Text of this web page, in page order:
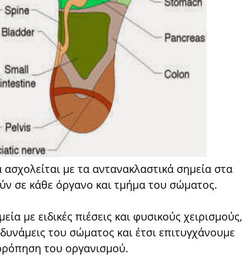
με τα αντανακλαστικά σημεία στα
σε κάθε όργανο και τμήμα του σώματος.
με ειδικές πιέσεις και φυσικούς χειρισμούς,
του σώματος και έτσι επιτυγχάνουμε
του οργανισμού.